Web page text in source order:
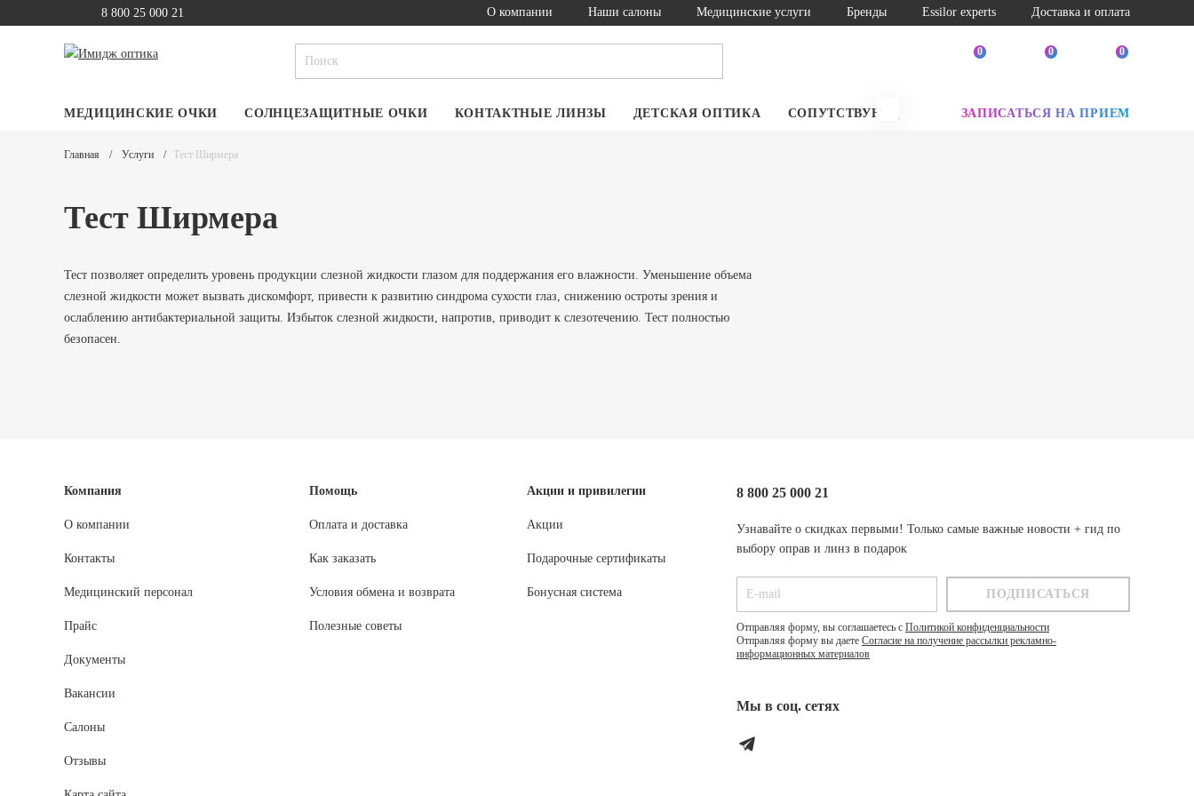
8 800 25 000 21 О компании Наши салоны Медицинские услуги Бренды Essilor experts Доставка и оплата
0 0 0
МЕДИЦИНСКИЕ ОЧКИ СОЛНЦЕЗАЩИТНЫЕ ОЧКИ КОНТАКТНЫЕ ЛИНЗЫ ДЕТСКАЯ ОПТИКА СОПУТСТВУЮЩИЕ ТОВАРЫ SALE
ЗАПИСАТЬСЯ НА ПРИЕМ
Главная Услуги Тест Ширмера
Тест Ширмера
Тест позволяет определить уровень продукции слезной жидкости глазом для поддержания его влажности. Уменьшение объема
слезной жидкости может вызвать дискомфорт, привести к развитию синдрома сухости глаз, снижению остроты зрения и
ослаблению антибактериальной защиты. Избыток слезной жидкости, напротив, приводит к слезотечению. Тест полностью
безопасен.
Компания
О компании
Контакты
Медицинский персонал
Прайс
Документы
Вакансии
Салоны
Отзывы
Помощь
Оплата и доставка
Как заказать
Условия обмена и возврата
Полезные советы
Акции и привилегии
Акции
Подарочные сертификаты
Бонусная система
Мы в соц. cетях
8 800 25 000 21
Узнавайте о скидках первыми! Только самые важные новости + гид по
выбору оправ и линз в подарок
Отправляя форму, вы соглашаетесь с Политикой конфиденциальности
Отправляя форму вы даете Согласие на получение рассылки рекламно-
информационных материалов